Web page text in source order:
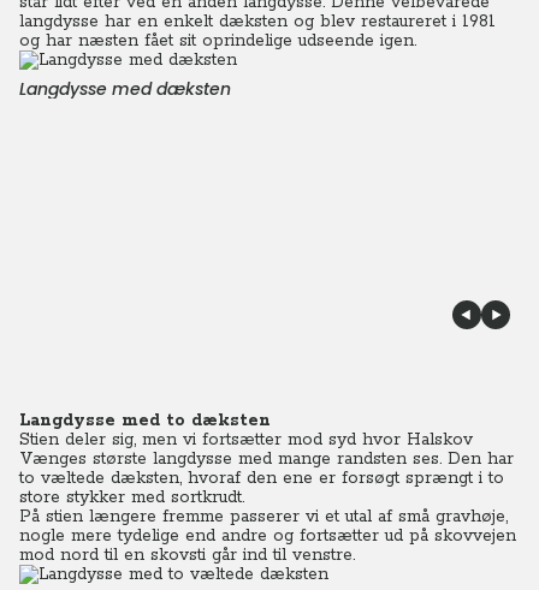
langdysse har en enkelt dæksten og blev restaureret i 1981
og har næsten fået sit oprindelige udseende igen.
Langdysse med dæksten
Langdysse med to dæksten
Stien deler sig, men vi fortsætter mod syd hvor Halskov
Vænges største langdysse med mange randsten ses. Den har
to væltede dæksten, hvoraf den ene er forsøgt sprængt i to
store stykker med sortkrudt.
På stien længere fremme passerer vi et utal af små gravhøje,
nogle mere tydelige end andre og fortsætter ud på skovvejen
mod nord til en skovsti går ind til venstre.